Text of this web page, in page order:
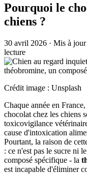
Pourquoi le
chiens ?
30 avril 2026 · Mis à jour
lecture
Crédit image : Unsplash
Chaque année en
chocolat chez les chiens
toxicovigilance
cause d'intoxication
Pourtant, la raison de
: ce n'est pas le sucre ni
composé spécifique - la
est incapable d'éliminer